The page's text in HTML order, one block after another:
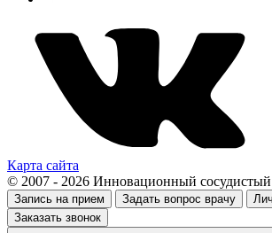
Карта сайта
© 2007 - 2026 Инновационный сосудистый
Запись на прием Задать вопрос врачу
Заказать звонок